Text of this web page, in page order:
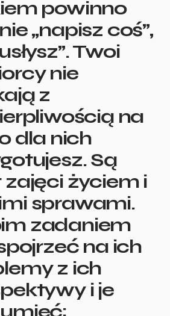
powinno
„napisz coś”,
Twoi
nie
z
na
dla nich
Są
zajęci życiem i
sprawami.
zadaniem
na ich
z ich
i je